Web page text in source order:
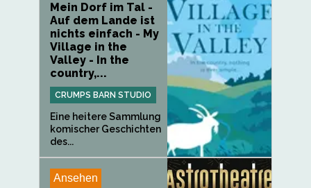
Mein Dorf im Tal -
Auf dem Lande ist
nichts einfach - My
Village in the
Valley - In the
country,...
CRUMPS BARN STUDIO
Eine heitere Sammlung
komischer Geschichten
des...
Ansehen